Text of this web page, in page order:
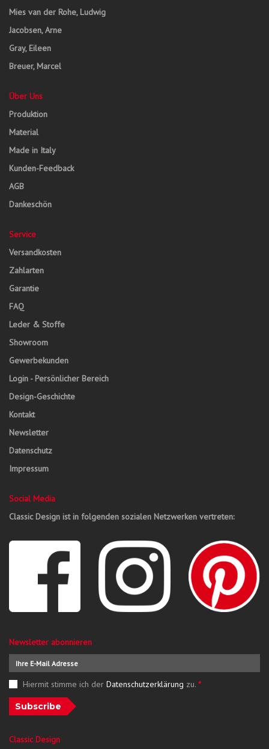
Mies van der Rohe, Ludwig
Jacobsen, Arne
Gray, Eileen
Breuer, Marcel
Über Uns
Produktion
Material
Made in Italy
Kunden-Feedback
AGB
Dankeschön
Service
Versandkosten
Zahlarten
Garantie
FAQ
Leder & Stoffe
Showroom
Gewerbekunden
Login - Persönlicher Bereich
Design-Geschichte
Kontakt
Newsletter
Datenschutz
Impressum
Social Media
Classic Design ist in folgenden sozialen Netzwerken vertreten:
Newsletter abonnieren
Hiermit stimme ich der Datenschutzerklärung zu. *
Subscribe
Classic Design